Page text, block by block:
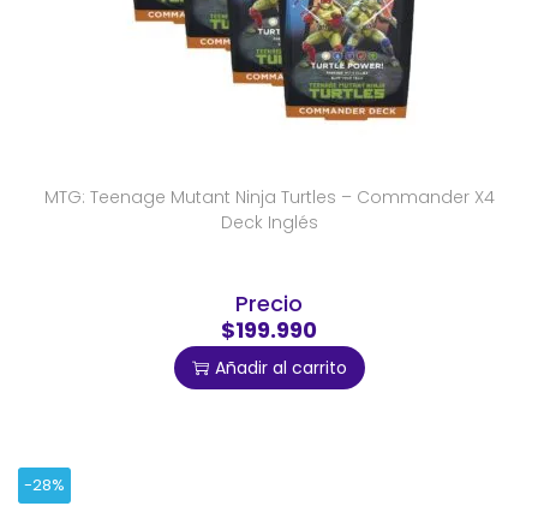
MTG: Teenage Mutant Ninja Turtles – Commander X4
Deck Inglés
Precio
$199.990
Añadir al carrito
-28%